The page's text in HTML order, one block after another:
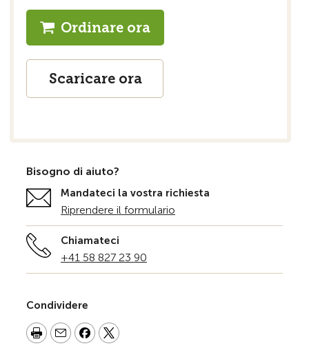
Ordinare ora
Scaricare ora
Bisogno di aiuto?
Mandateci la vostra richiesta
Riprendere il formulario
Chiamateci
+41 58 827 23 90
Condividere